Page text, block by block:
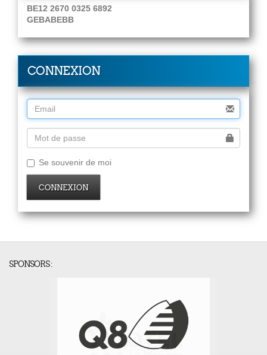
BE12 2670 0325 6892
GEBABEBB
CONNEXION
Se souvenir de moi
CONNEXION
SPONSORS :